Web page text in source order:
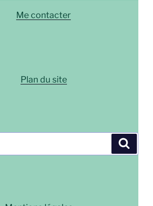
Me contacter
Plan du site